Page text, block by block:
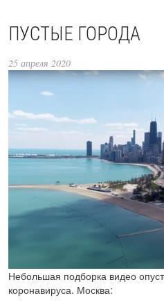
ПУСТЫЕ ГОРОДА
25 апреля 2020
Небольшая подборка видео
коронавируса. Москва: